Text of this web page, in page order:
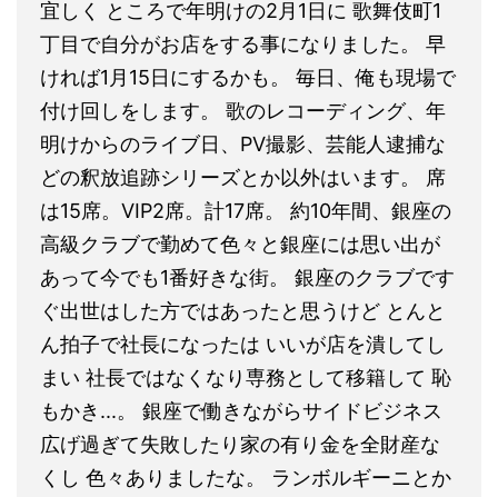
宜しく ところで年明けの2月1日に 歌舞伎町1
丁目で自分がお店をする事になりました。 早
ければ1月15日にするかも。 毎日、俺も現場で
付け回しをします。 歌のレコーディング、年
明けからのライブ日、PV撮影、芸能人逮捕な
どの釈放追跡シリーズとか以外はいます。 席
は15席。VIP2席。計17席。 約10年間、銀座の
高級クラブで勤めて色々と銀座には思い出が
あって今でも1番好きな街。 銀座のクラブです
ぐ出世はした方ではあったと思うけど とんと
ん拍子で社長になったは いいが店を潰してし
まい 社長ではなくなり専務として移籍して 恥
もかき...。 銀座で働きながらサイドビジネス
広げ過ぎて失敗したり家の有り金を全財産な
くし 色々ありましたな。 ランボルギーニとか